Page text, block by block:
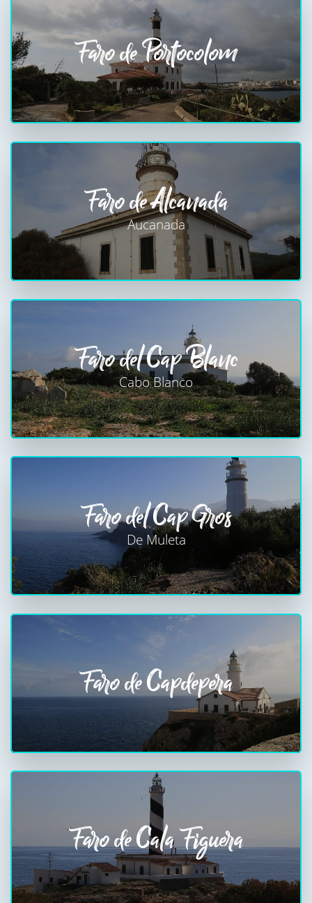
Faro de Portocolom
Faro de Alcanada
Aucanada
Faro del Cap Blanc
Cabo Blanco
Faro del Cap Gros
De Muleta
Faro de Capdepera
Faro de Cala Figuera